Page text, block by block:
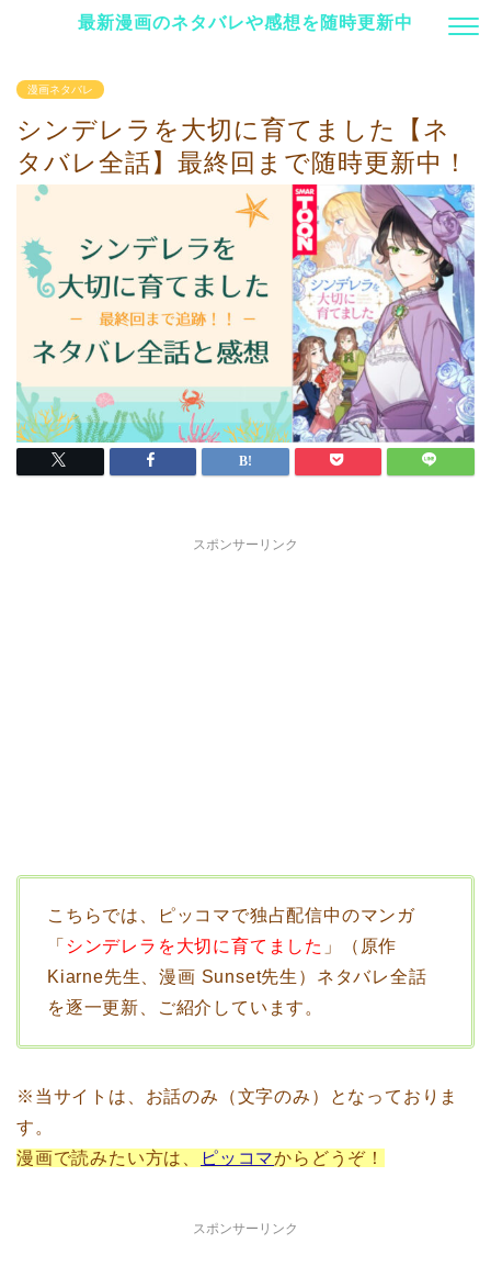
最新漫画のネタバレや感想を随時更新中
漫画ネタバレ
シンデレラを大切に育てました【ネ
タバレ全話】最終回まで随時更新中！
スポンサーリンク
こちらでは、ピッコマで独占配信中のマンガ
「 シンデレラを大切に育てました 」（原作
Kiarne先生、漫画 Sunset先生）ネタバレ全話
を逐一更新、ご紹介しています。
※当サイトは、お話のみ（文字のみ）となっておりま
す。
漫画で読みたい方は、
ピッコマからどうぞ！
スポンサーリンク